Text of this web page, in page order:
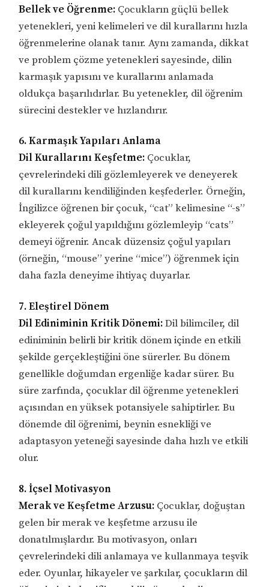
Bellek ve Öğrenme: Çocukların güçlü bellek
yetenekleri, yeni kelimeleri ve dil kurallarını hızla
öğrenmelerine olanak tanır. Aynı zamanda, dikkat
ve problem çözme yetenekleri sayesinde, dilin
karmaşık yapısını ve kurallarını anlamada
oldukça başarılıdırlar. Bu yetenekler, dil öğrenim
sürecini destekler ve hızlandırır.
6. Karmaşık Yapıları Anlama
Dil Kurallarını Keşfetme: Çocuklar,
çevrelerindeki dili gözlemleyerek ve deneyerek
dil kurallarını kendiliğinden keşfederler. Örneğin,
İngilizce öğrenen bir çocuk, “cat” kelimesine “-s”
ekleyerek çoğul yapıldığını gözlemleyip “cats”
demeyi öğrenir. Ancak düzensiz çoğul yapıları
(örneğin, “mouse” yerine “mice”) öğrenmek için
daha fazla deneyime ihtiyaç duyarlar.
7. Eleştirel Dönem
Dil Ediniminin Kritik Dönemi:Dil bilimciler, dil
ediniminin belirli bir kritik dönem içinde en etkili
şekilde gerçekleştiğini öne sürerler. Bu dönem
genellikle doğumdan ergenliğe kadar sürer. Bu
süre zarfında, çocuklar dil öğrenme yetenekleri
açısından en yüksek potansiyele sahiptirler. Bu
dönemde dil öğrenimi, beynin esnekliği ve
adaptasyon yeteneği sayesinde daha hızlı ve etkili
olur.
8. İçsel Motivasyon
Merak ve Keşfetme Arzusu: Çocuklar, doğuştan
gelen bir merak ve keşfetme arzusu ile
donatılmışlardır. Bu motivasyon, onları
çevrelerindeki dili anlamaya ve kullanmaya teşvik
eder. Oyunlar, hikayeler ve şarkılar, çocukların dil